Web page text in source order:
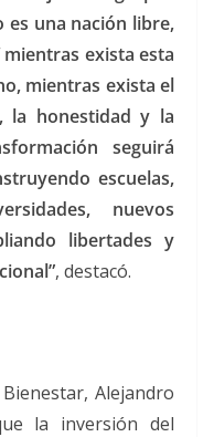
es una nación libre,
exista esta
mientras exista el
la honestidad y la
seguirá
escuelas,
nuevos
libertades y
, destacó.
Alejandro
la inversión del